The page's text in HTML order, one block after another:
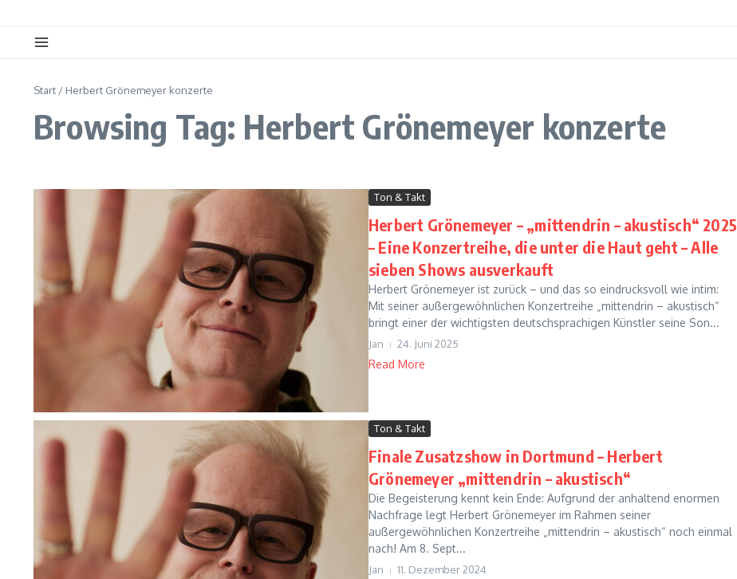
Start / Herbert Grönemeyer konzerte
Browsing Tag: Herbert Grönemeyer konzerte
Ton & Takt
Herbert Grönemeyer – „mittendrin – akustisch“ 2025
– Eine Konzertreihe, die unter die Haut geht – Alle
sieben Shows ausverkauft
Herbert Grönemeyer ist zurück – und das so eindrucksvoll wie intim:
Mit seiner außergewöhnlichen Konzertreihe „mittendrin – akustisch“
bringt einer der wichtigsten deutschsprachigen Künstler seine Son...
Jan 24. Juni 2025
Read More
Ton & Takt
Finale Zusatzshow in Dortmund – Herbert
Grönemeyer „mittendrin – akustisch“
Die Begeisterung kennt kein Ende: Aufgrund der anhaltend enormen
Nachfrage legt Herbert Grönemeyer im Rahmen seiner
außergewöhnlichen Konzertreihe „mittendrin – akustisch“ noch einmal
nach! Am 8. Sept...
Jan 11. Dezember 2024